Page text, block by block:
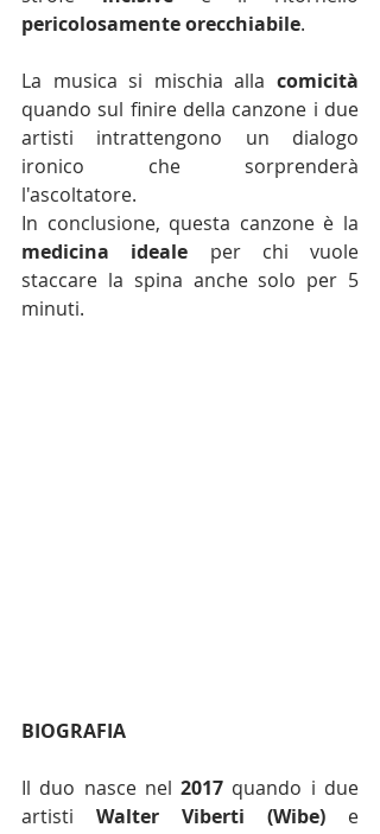
pericolosamente orecchiabile.
La musica si mischia alla
quando sul finire della canzone i due
artisti intrattengono un dialogo
ironico che sorprenderà
l'ascoltatore.
medicina ideale per chi vuole
staccare la spina anche solo per 5
minuti.
BIOGRAFIA
Il duo nasce nel 2017 quando i due
artisti Walter Viberti (Wibe)